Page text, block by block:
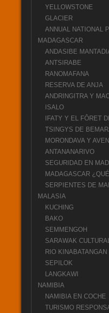
YELLOWSTONE
GLACIER
ANNUAL NATIONAL
MADAGASCAR
ANDASIBE
ANTSIRABE
RANOMAFANA
RESERVA DE ANJA
ANDRINGITRA Y
ISALO
IFATY Y EL FÔRET
TSINGYS DE
MORONDAVA Y
ANTANANARIVO
SEGURIDAD EN
MADAGASCAR
SERPIENTES DE
MALASIA
KUCHING
BAKO
SEMMENGOH
SARAWAK
RIO KINABATANGAN
SEPILOK
LANGKAWI
NAMIBIA
NAMIBIA EN COCHE
TURISMO